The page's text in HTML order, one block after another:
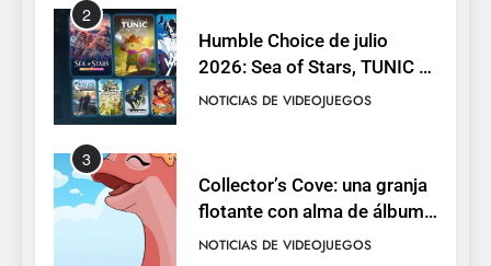
3
Collector’s Cove: una granja
flotante con alma de álbum
de cromos
NOTICIAS DE VIDEOJUEGOS
4
Palworld 1.0: fecha,
cambios y todo lo que llega
con el lanzamiento
NOTICIAS DE VIDEOJUEGOS